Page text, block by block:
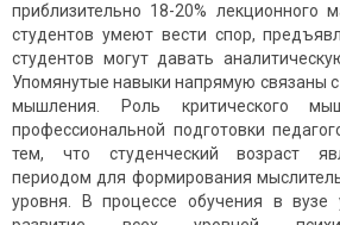
приблизительно 18-20% лекционного
студентов умеют вести спор,
студентов могут давать
Упомянутые навыки напрямую связаны с
мышления. Роль критического
профессиональной подготовки
тем, что студенческий возраст
периодом для формирования
уровня. В процессе обучения в вузе